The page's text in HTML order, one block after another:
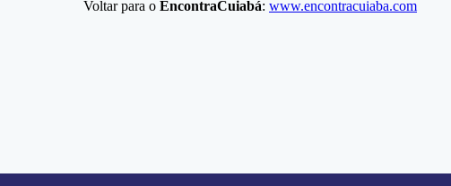
Voltar para o EncontraCuiabá: www.encontracuiaba.com